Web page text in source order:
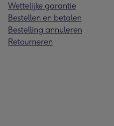
Wettelijke garantie
Bestellen en betalen
Bestelling annuleren
Retourneren